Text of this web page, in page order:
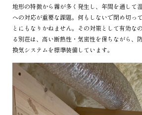
地形の特徴から霧が多く発生し、年間を通して
への対応が重要な課題。何もしないで閉め切っ
とにもなりかねません。その対策として有効な
る別荘は、高い断熱性・気密性を保ちながら、
換気システムを標準装備しています。